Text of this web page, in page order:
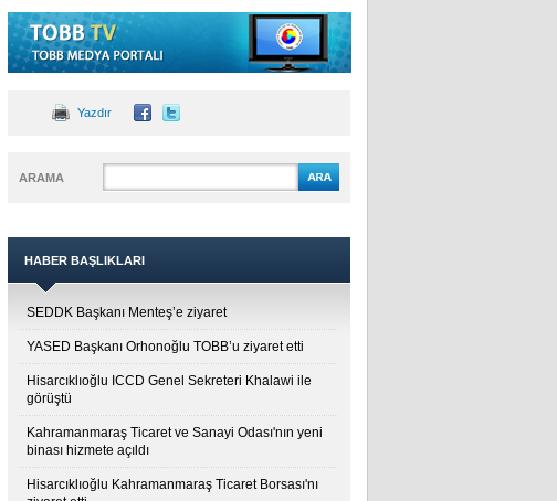
Yazdır
ARAMA
HABER BAŞLIKLARI
SEDDK Başkanı Menteş’e ziyaret
YASED Başkanı Orhonoğlu TOBB’u ziyaret etti
Hisarcıklıoğlu ICCD Genel Sekreteri Khalawi ile
görüştü
Kahramanmaraş Ticaret ve Sanayi Odası'nın yeni
binası hizmete açıldı
Hisarcıklıoğlu Kahramanmaraş Ticaret Borsası'nı